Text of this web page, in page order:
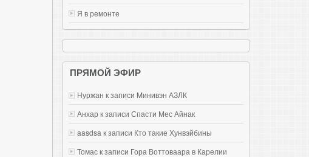
Я в ремонте
ПРЯМОЙ ЭФИР
Нуржан к записи Mинивэн АЗЛК
Анхар к записи Спасти Мес Айнак
aasdsa к записи Кто такие Хунвэйбины
Томас к записи Гора Воттоваара в Карелии